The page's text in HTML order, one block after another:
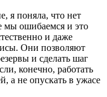
я поняла, что нет
мы ошибаемся и это
и даже
Они позволяют
и сделать шаг
конечно, работать
а не опускать в ужасе